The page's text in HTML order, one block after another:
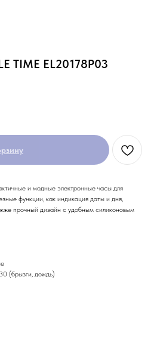
TIME EL20178P03
и модные электронные часы для
функции, как индикация даты и дня,
прочный дизайн с удобным силиконовым
(брызги, дождь)